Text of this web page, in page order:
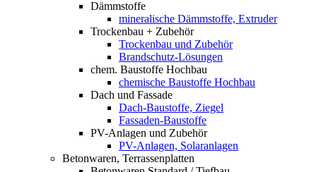
Dämmstoffe
mineralische Dämmstoffe, Extruder
Trockenbau + Zubehör
Trockenbau und Zubehör
Brandschutz-Lösungen
chem. Baustoffe Hochbau
chemische Baustoffe Hochbau
Dach und Fassade
Dach-Baustoffe, Ziegel
Fassaden-Baustoffe
PV-Anlagen und Zubehör
PV-Anlagen, Solaranlagen
Betonwaren, Terrassenplatten